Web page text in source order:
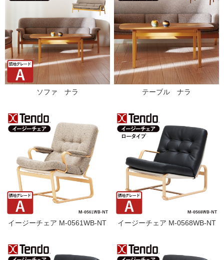
ソファ ナラ テーブル ナラ
イージーチェア M-0561WB-NT イージーチェア M-0568WB-NT